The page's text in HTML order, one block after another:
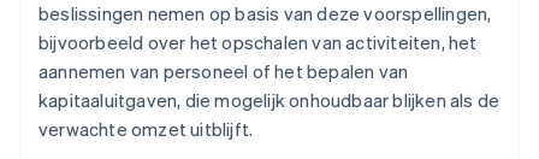
beslissingen nemen op basis van deze voorspellingen,
bijvoorbeeld over het opschalen van activiteiten, het
aannemen van personeel of het bepalen van
kapitaaluitgaven, die mogelijk onhoudbaar blijken als de
verwachte omzet uitblijft.